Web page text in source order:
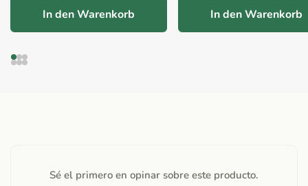
In den Warenkorb In den Warenkorb
Sé el primero en opinar sobre este producto.